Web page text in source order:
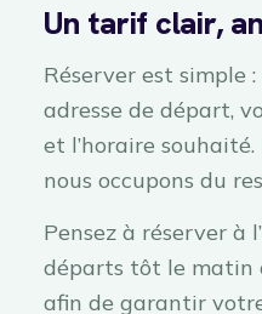
Un tarif clair,
Réserver est simple
adresse de départ,
et l’horaire
nous occupons du
Pensez à réserver à
départs tôt le matin
afin de garantir